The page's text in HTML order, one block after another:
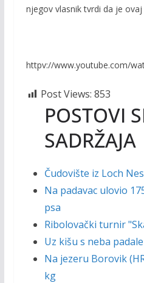
njegov vlasnik tvrdi da je
httpv://www.youtube.com/
Post Views: 853
POSTOVI
SADRŽAJA
Čudovište iz Loch
Na padavac ulovio
psa
Ribolovački turnir
Uz kišu s neba
Na jezeru Borovik
kg